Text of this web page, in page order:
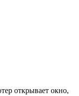
открывает окно,